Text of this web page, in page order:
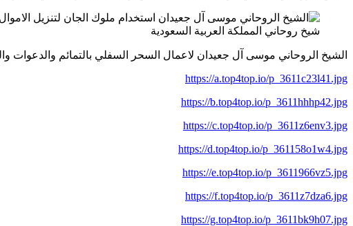
شيخ روحاني المملكة العربية السعودية
الشيخ الروحاني موسى آل جعيدان لاعمال السحر السفلي بالتمائم والدعوات والطلاسم
https://a.top4top.io/p_3611c23l41.jpg
https://b.top4top.io/p_3611hhhp42.jpg
https://c.top4top.io/p_3611z6env3.jpg
https://d.top4top.io/p_361158o1w4.jpg
https://e.top4top.io/p_3611966vz5.jpg
https://f.top4top.io/p_3611z7dza6.jpg
https://g.top4top.io/p_3611bk9h07.jpg